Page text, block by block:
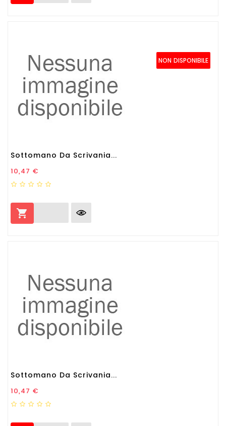
NON DISPONIBILE
Sottomano Da Scrivania...
Prezzo
10,47 €

Sottomano Da Scrivania...
Prezzo
10,47 €